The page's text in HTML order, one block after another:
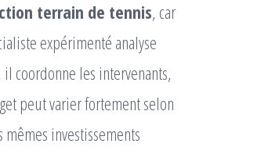
terrain de tennis, car
expérimenté analyse
coordonne les intervenants,
peut varier fortement selon
investissements